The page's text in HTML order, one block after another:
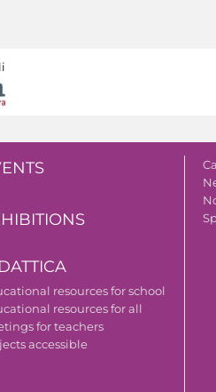
resources for school
resources for all
for teachers
accessible